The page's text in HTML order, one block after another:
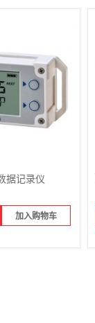
据记录仪
加入购物车